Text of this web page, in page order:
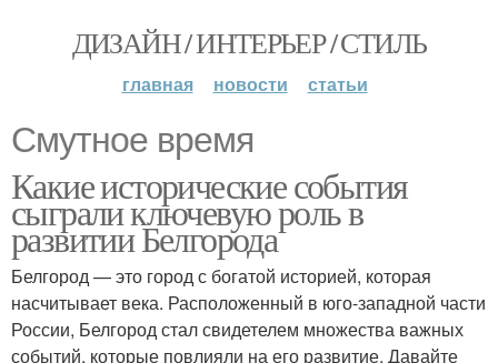
ДИЗАЙН / ИНТЕРЬЕР / СТИЛЬ
главная новости статьи
Смутное время
Какие исторические события
сыграли ключевую роль в
развитии Белгорода
Белгород — это город с богатой историей, которая
насчитывает века. Расположенный в юго-западной части
России, Белгород стал свидетелем множества важных
событий, которые повлияли на его развитие. Давайте